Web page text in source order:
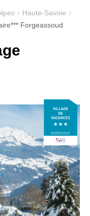
Haute-Savoie
Forgeassoud